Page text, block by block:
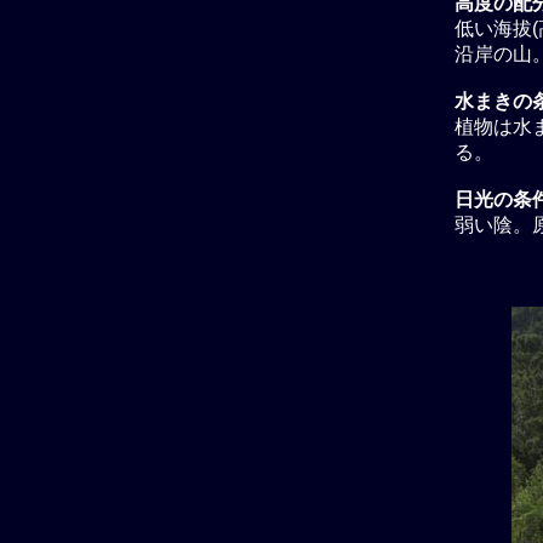
低い海拔
沿岸の山
水まきの
植物は水
る。
日光の条
弱い陰。